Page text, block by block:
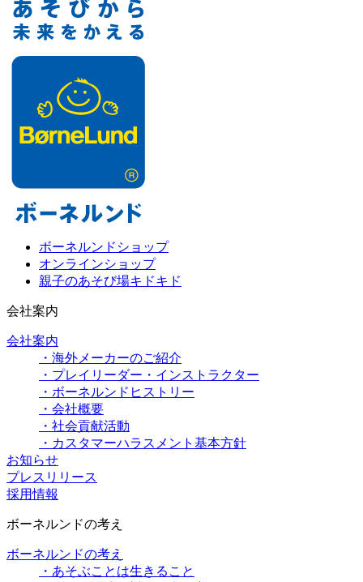
ボーネルンドショップ
オンラインショップ
親子のあそび場キドキド
会社案内
会社案内
・海外メーカーのご紹介
・プレイリーダー・インストラクター
・ボーネルンドヒストリー
・会社概要
・社会貢献活動
・カスタマーハラスメント基本方針
お知らせ
プレスリリース
採用情報
ボーネルンドの考え
ボーネルンドの考え
・あそぶことは生きること